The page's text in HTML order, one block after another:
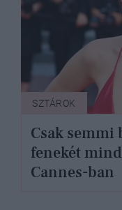
SZTÁROK
Csak semmi
fenekét
Cannes-ban